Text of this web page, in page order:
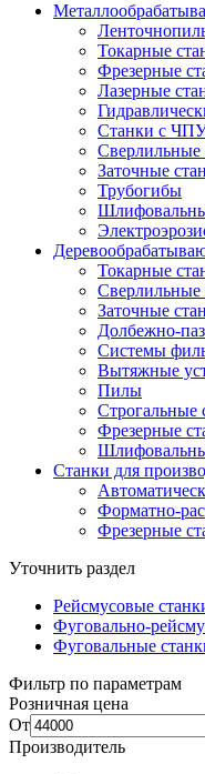
Токарные
Фрезерные
Лазерные
Станки с
Сверлильные
Заточные
Трубогибы
Токарные
Сверлильные
Заточные
Долбежно-
Системы
Вытяжные
Пилы
Строгальные
Фрезерные
Станки для
Форматно-
Фрезерные
Уточнить раздел
Рейсмусовые
Фуговально-
Фуговальные
Фильтр по параметрам
Розничная цена
От
Производитель